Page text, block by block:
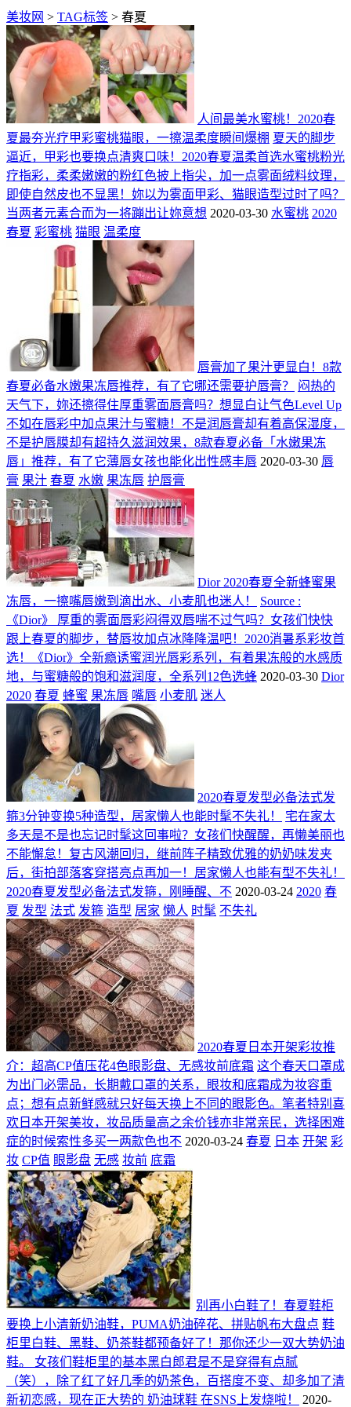
美妆网 > TAG标签 > 春夏
人间最美水蜜桃！2020春
夏最夯光疗甲彩蜜桃猫眼，一擦温柔度瞬间爆棚 夏天的脚步
逼近，甲彩也要换点清爽口味！2020春夏温柔首选水蜜桃粉光
疗指彩，柔柔嫩嫩的粉红色披上指尖，加一点雾面绒料纹理，
即使自然皮也不显黑！妳以为雾面甲彩、猫眼造型过时了吗？
当两者元素合而为一将蹦出让妳意想 2020-03-30 水蜜桃 2020
春夏 彩蜜桃 猫眼 温柔度
唇膏加了果汁更显白！8款
春夏必备水嫩果冻唇推荐，有了它哪还需要护唇膏？
闷热的
天气下，妳还擦得住厚重雾面唇膏吗？想显白让气色Level Up
不如在唇彩中加点果汁与蜜糖！不是润唇膏却有着高保湿度，
不是护唇膜却有超持久滋润效果，8款春夏必备「水嫩果冻
唇」推荐，有了它薄唇女孩也能化出性感丰唇 2020-03-30 唇
膏 果汁 春夏 水嫩 果冻唇 护唇膏
Dior 2020春夏全新蜂蜜果
冻唇，一擦嘴唇嫩到滴出水、小麦肌也迷人！
Source :
《Dior》 厚重的雾面唇彩闷得双唇喘不过气吗？女孩们快快
跟上春夏的脚步，替唇妆加点冰降降温吧！2020消暑系彩妆首
选！《Dior》全新瘾诱蜜润光唇彩系列，有着果冻般的水感质
地，与蜜糖般的饱和滋润度，全系列12色选蜂 2020-03-30 Dior
2020 春夏 蜂蜜 果冻唇 嘴唇 小麦肌 迷人
2020春夏发型必备法式发
箍3分钟变换5种造型，居家懒人也能时髦不失礼！
宅在家太
多天是不是也忘记时髦这回事啦？女孩们快醒醒，再懒美丽也
不能懈怠！复古风潮回归，继前阵子精致优雅的奶奶味发夹
后，街拍部落客穿搭亮点再加一！居家懒人也能有型不失礼！
2020春夏发型必备法式发箍，刚睡醒、不 2020-03-24 2020 春
夏 发型 法式 发箍 造型 居家 懒人 时髦 不失礼
2020春夏日本开架彩妆推
介：超高CP值压花4色眼影盘、无感妆前底霜 这个春天口罩成
为出门必需品，长期戴口罩的关系，眼妆和底霜成为妆容重
点；想有点新鲜感就只好每天换上不同的眼影色。笔者特别喜
欢日本开架美妆，妆品质量高之余价钱亦非常亲民，选择困难
症的时候索性多买一两款色也不 2020-03-24 春夏 日本 开架 彩
妆 CP值 眼影盘 无感 妆前 底霜
别再小白鞋了！春夏鞋柜
要换上小清新奶油鞋，PUMA奶油碎花、拼贴帆布大盘点 鞋
柜里白鞋、黑鞋、奶茶鞋都预备好了！那你还少一双大势奶油
鞋。 女孩们鞋柜里的基本黑白郎君是不是穿得有点腻
（笑），除了红了好几季的奶茶色，百搭度不变、却多加了清
新初恋感，现在正大势的 奶油球鞋 在SNS上发烧啦！
2020-